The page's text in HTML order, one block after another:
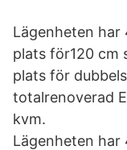
Lägenheten har
plats för120 cm
plats för
totalrenoverad
kvm.
Lägenheten har